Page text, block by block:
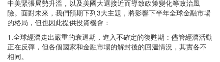
中美緊張局勢升溫，以及美國大選接近而導致政策變化等政治風
險。面對未來，我們預期下列3大主題，將影響下半年全球金融市場
的格局，但也因此提供投資機會：
1.全球經濟走出嚴重的衰退期，進入不確定的復甦期：儘管經濟活動
正在反彈，但各個國家和金融市場的解封後的回溫情況，其實各不
相同。